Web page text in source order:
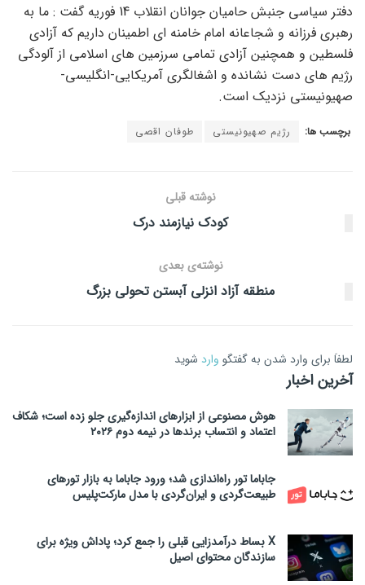
دفتر سیاسی جنبش حامیان جوانان انقلاب 14 فوریه گفت : ما به
رهبری فرزانه و شجاعانه امام خامنه ای اطمینان داریم که آزادی
فلسطین و همچنین آزادی تمامی سرزمین های اسلامی از آلودگی
رژیم های دست نشانده و اشغالگری آمریکایی-انگلیسی-
صهیونیستی نزدیک است.
برچسب ها: رژیم صهیونیستی طوفان اقصی
نوشته قبلی
کودک نیازمند درک
نوشته‌ی بعدی
منطقه آزاد انزلی آبستن تحولی بزرگ
لطفاَ برای وارد شدن به گفتگو وارد شوید
آخرین اخبار
هوش مصنوعی از ابزارهای اندازه‌گیری جلو زده است؛ شکاف
اعتماد و انتساب برندها در نیمه دوم ۲۰۲۶
جاباما تور راه‌اندازی شد؛ ورود جاباما به بازار تورهای
طبیعت‌گردی و ایران‌گردی با مدل مارکت‌پلیس
X بساط درآمدزایی قبلی را جمع کرد؛ پاداش ویژه برای
سازندگان محتوای اصیل